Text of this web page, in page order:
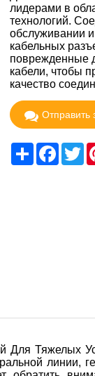
лидерами в
технологий.
обслуживании
кабельных
поврежденные
кабели, чтобы
качество
Отправить
Share
Для Тяжелых
линии,